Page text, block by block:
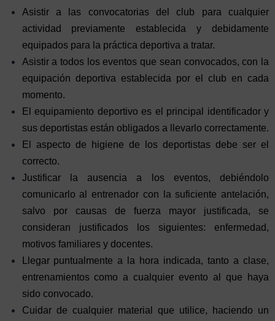
Asistir a las convocatorias del club para cualquier
actividad previamente establecida y debidamente
equipados para la práctica deportiva a tratar.
Asistir a todos los eventos que sean convocados, con la
equipación deportiva establecida por el club en cada
momento.
El equipamiento deportivo es el principal identificador y
sus deportistas están obligados a llevarlo correctamente.
El aspecto de higiene de los deportistas debe ser el
correcto.
Justificar la ausencia a los eventos, debiéndolo
comunicarlo al entrenador con la suficiente antelación,
salvo por causas de fuerza mayor justificada, se
consideran justificados los siguientes: enfermedad,
motivos familiares y docentes.
Llegar puntualmente a la hora indicada, tanto a clase,
entrenamientos como a cualquier evento al que haya
sido convocado.
Cuidar de cualquier material que utilice, haciendo un